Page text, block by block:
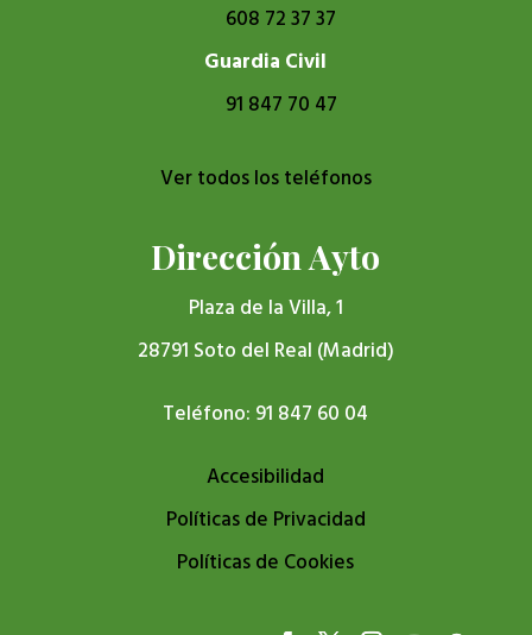
608 72 37 37
Guardia Civil
91 847 70 47
Ver todos los teléfonos
Dirección Ayto
Plaza de la Villa, 1
28791 Soto del Real (Madrid)
Teléfono: 91 847 60 04
Accesibilidad
Políticas de Privacidad
Políticas de Cookies